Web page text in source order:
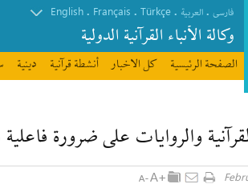
فارسی . العربیة .
Türkçe
.
Français
.
English
وکالة الأنباء القرآنیة الدولیة
الصفحة الرئیسیة كل الاخبار أنشطة قرآنیة دينية
والروايات على ضرورة